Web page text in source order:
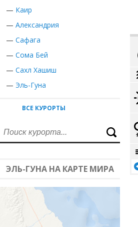
— Каир
— Александрия
— Сафага
— Сома Бей
— Сахл Хашиш
— Эль-Гуна
ВСЕ КУРОРТЫ
ЭЛЬ-ГУНА НА КАРТЕ МИРА